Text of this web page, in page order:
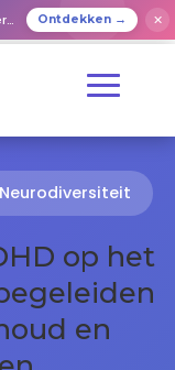
Ontdekken → ✕
op het
en